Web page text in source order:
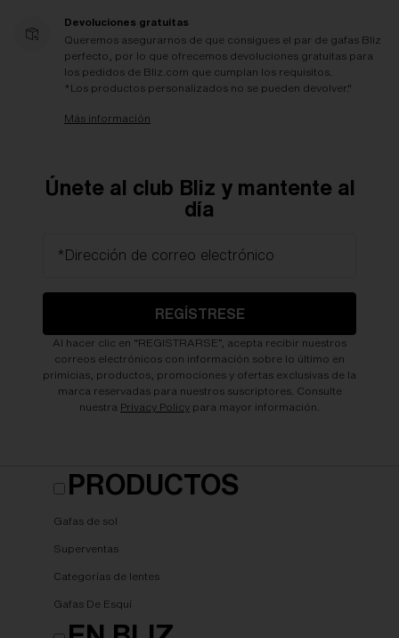
Devoluciones gratuitas
Queremos asegurarnos de que consigues el par de gafas Bliz
perfecto, por lo que ofrecemos devoluciones gratuitas para
los pedidos de Bliz.com que cumplan los requisitos.
*Los productos personalizados no se pueden devolver."
Más información
Únete al club Bliz y mantente al
día
*Dirección de correo electrónico
REGÍSTRESE
Al hacer clic en “REGISTRARSE”, acepta recibir nuestros
correos electrónicos con información sobre lo último en
primicias, productos, promociones y ofertas exclusivas de la
marca reservadas para nuestros suscriptores. Consulte
nuestra Privacy Policy para mayor información.
PRODUCTOS
Gafas de sol
Superventas
Categorías de lentes
Gafas De Esquí